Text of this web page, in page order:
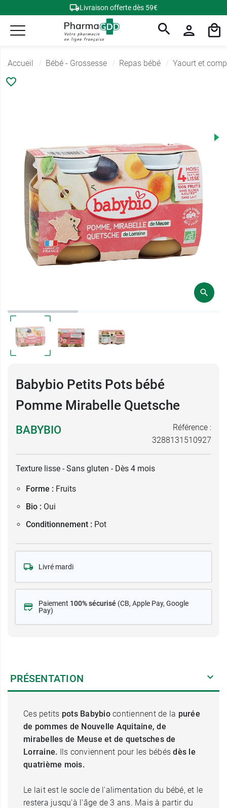
Livraison offerte dès 59€
Accueil Bébé - Grossesse Repas bébé Yaourt et
Babybio Petits Pots bébé
Pomme Mirabelle Quetsche
BABYBIO
Référence :
3288131510927
Texture lisse - Sans gluten - Dès 4 mois
Forme : Fruits
Bio : Oui
Conditionnement : Pot
Livré mardi
Paiement 100% sécurisé (CB, Apple Pay, Google
Pay)
PRÉSENTATION
Ces petits pots Babybiocontiennent de la purée
de pommes de Nouvelle Aquitaine, de
mirabelles de Meuse et de quetsches de
Lorraine. Ils conviennent pour les bébés dès le
quatrième mois.
Le lait est le socle de l'alimentation du bébé, et le
restera jusqu'à l'âge de 3 ans. Mais à partir du